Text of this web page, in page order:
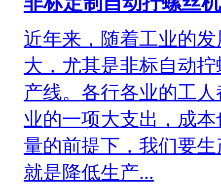
近年来，随着工业的
大，尤其是非标自动
产线。各行各业的工
业的一项大支出，成
量的前提下，我们要
就是降低生产...